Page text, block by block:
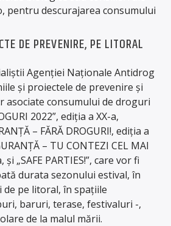
pentru descurajarea consumului
DE PREVENIRE, PE LITORAL
Agenţiei Naţionale Antidrog
şi proiectele de prevenire şi
asociate consumului de droguri
2022”, ediţia a XX-a,
– FĂRĂ DROGURI!, ediţia a
– TU CONTEZI CEL MAI
„SAFE PARTIES!”, care vor fi
durata sezonului estival, în
pe litoral, în spaţiile
baruri, terase, festivaluri -,
de la malul mării.